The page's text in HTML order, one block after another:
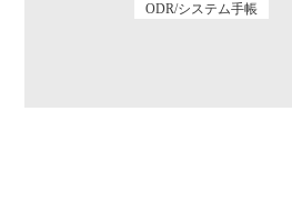
ODR/システム手帳